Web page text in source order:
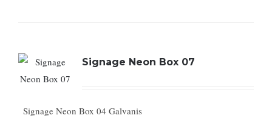
Signage Neon Box 07
Signage Neon Box 04 Galvanis